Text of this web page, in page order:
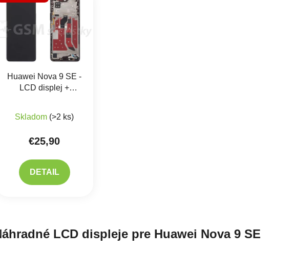
Huawei Nova 9 SE -
LCD displej +
Skladom (>2 ks)
€25,90
DETAIL
LCD displeje pre Huawei Nova 9 SE